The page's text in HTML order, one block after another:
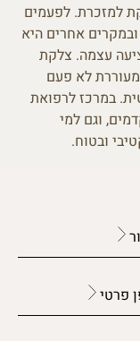
למזכרת. לפעמים
אחרים היא
עצמה. צלקת
לא פעם
במרכז לרפואת
וגם למי
ובטוח.
פרטי